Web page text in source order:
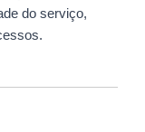
do serviço,